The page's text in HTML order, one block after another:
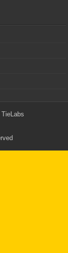
TieLabs